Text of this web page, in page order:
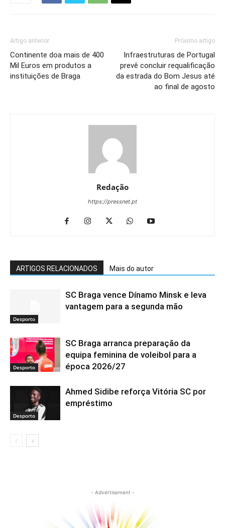
Artigo anterior
Continente doa mais de 400
Mil Euros em produtos a
instituições de Braga
Próximo artigo
Infraestruturas de Portugal
prevê concluir requalificação
da estrada do Bom Jesus até
ao final de agosto
Redação
https://pressnet.pt
ARTIGOS RELACIONADOS Mais do autor
Desporto
SC Braga vence Dínamo Minsk e leva
vantagem para a segunda mão
Desporto
SC Braga arranca preparação da
equipa feminina de voleibol para a
época 2026/27
Desporto
Ahmed Sidibe reforça Vitória SC por
empréstimo
- Advertisement -